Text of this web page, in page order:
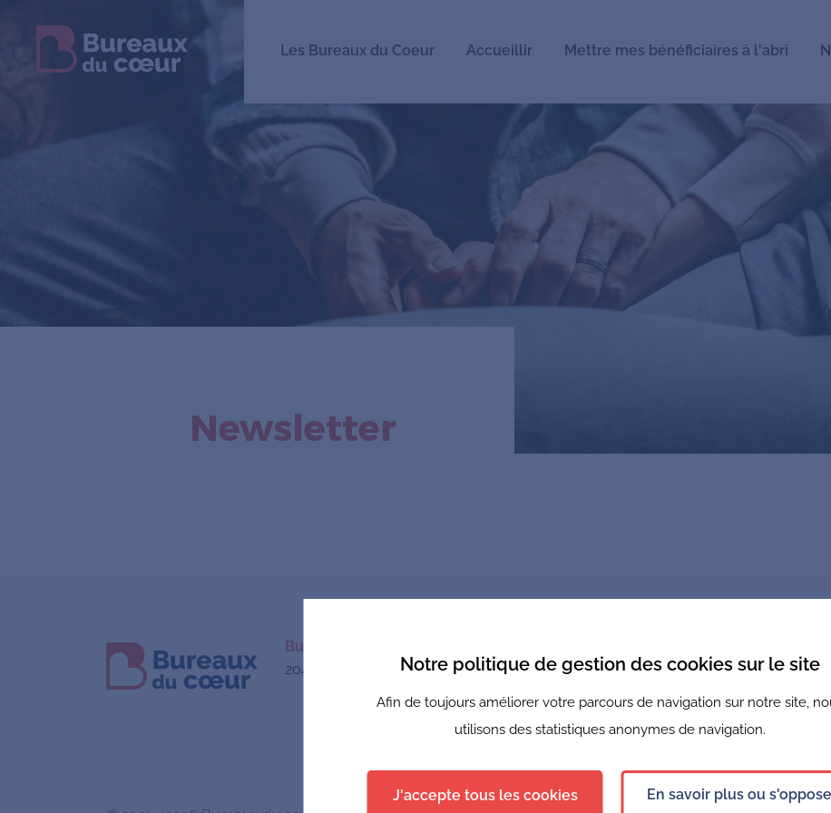
Les Bureaux du Coeur Accueillir Mettre mes bénéficiaires à l'abri
Newsletter
Bureaux du coeur
204 rue de Crimée 75019 ParisNotre politique de gestion des cookies sur le site
Afin de toujours améliorer votre parcours de navigation sur notre site,
utilisons des statistiques anonymes de navigation.
J'accepte tous les cookies En savoir plus ou